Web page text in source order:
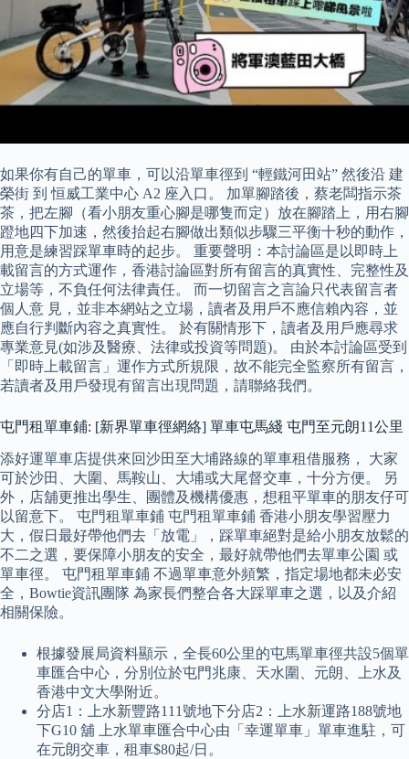
如果你有自己的單車，可以沿單車徑到 “輕鐵河田站” 然後沿 建
榮街 到 恒威工業中心 A2 座入口。 加單腳踏後，蔡老闆指示茶
茶，把左腳（看小朋友重心腳是哪隻而定）放在腳踏上，用右腳
蹬地四下加速，然後抬起右腳做出類似步驟三平衡十秒的動作，
用意是練習踩單車時的起步。 重要聲明：本討論區是以即時上
載留言的方式運作，香港討論區對所有留言的真實性、完整性及
立場等，不負任何法律責任。 而一切留言之言論只代表留言者
個人意 見，並非本網站之立場，讀者及用戶不應信賴內容，並
應自行判斷內容之真實性。 於有關情形下，讀者及用戶應尋求
專業意見(如涉及醫療、法律或投資等問題)。 由於本討論區受到
「即時上載留言」運作方式所規限，故不能完全監察所有留言，
若讀者及用戶發現有留言出現問題，請聯絡我們。
屯門租單車鋪: [新界單車徑網絡] 單車屯馬綫 屯門至元朗11公里
添好運單車店提供來回沙田至大埔路線的單車租借服務， 大家
可於沙田、大圍、馬鞍山、大埔或大尾督交車，十分方便。 另
外，店舖更推出學生、團體及機構優惠，想租平單車的朋友仔可
以留意下。 屯門租單車鋪 屯門租單車鋪 香港小朋友學習壓力
大，假日最好帶他們去「放電」，踩單車絕對是給小朋友放鬆的
不二之選，要保障小朋友的安全，最好就帶他們去單車公園 或
單車徑。 屯門租單車鋪 不過單車意外頻繁，指定場地都未必安
全，Bowtie資訊團隊 為家長們整合各大踩單車之選，以及介紹
相關保險。
根據發展局資料顯示，全長60公里的屯馬單車徑共設5個單
車匯合中心，分別位於屯門兆康、天水圍、元朗、上水及
香港中文大學附近。
分店1：上水新豐路111號地下分店2：上水新運路188號地
下G10 舖 上水單車匯合中心由「幸運單車」單車進駐，可
在元朗交車，租車$80起/日。